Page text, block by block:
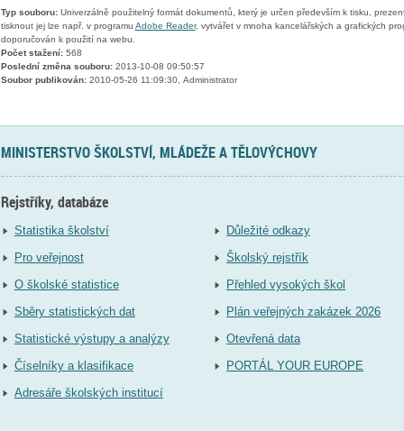
Typ souboru:Univerzálně použitelný formát dokumentů, který je určen především k tisku,
tisknout jej lze např. v programu Adobe Reader, vytvářet v mnoha kancelářských a grafických
doporučován k použití na webu.
Počet stažení:568
Poslední změna souboru:2013-10-08 09:50:57
Soubor publikován:2010-05-26 11:09:30, Administrator
MINISTERSTVO ŠKOLSTVÍ, MLÁDEŽE A TĚLOVÝCHOVY
Rejstříky, databáze
Statistika školství
Pro veřejnost
O školské statistice
Sběry statistických dat
Statistické výstupy a analýzy
Číselníky a klasifikace
Adresáře školských institucí
Důležité odkazy
Školský rejstřík
Přehled vysokých škol
Plán veřejných zakázek 2026
Otevřená data
PORTÁL YOUR EUROPE